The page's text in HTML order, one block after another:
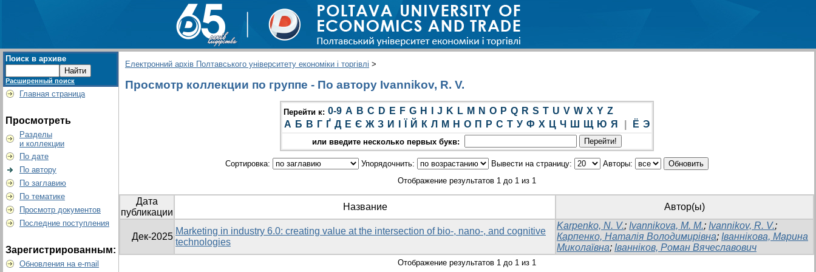
Поиск в архиве
Расширенный поиск
Главная страница
Просмотреть
Разделы
и коллекции
По дате
По автору
По заглавию
По тематике
Просмотр документов
Последние поступления
Зарегистрированным:
Обновления на e-mail
Електронний архів Полтавського університету економіки і торгівлі >
Просмотр коллекции по группе - По автору Ivannikov, R. V.
Перейти к: 0-9 A B C D E F G H J K L M N O P Q R S T U V W X Y Z
А Б В Г Ґ Д Е Є Ж З И Й К Л М Н О П Р С Т У Ф Х Ц Ч Ш Щ Ю Я Ё Э
или введите несколько первых букв:
Сортировка: Упорядочнить: Вывести на страницу:
Авторы:
Отображение результатов 1 до 1 из 1
Дата
публикации
Название Автор(ы)
Дек-2025
Marketing in industry 6.0: creating value at the intersection of bio-, nano-, and cognitive
technologies
Karpenko, N. V.; Ivannikova, M. M.; Ivannikov, R. V.;
Карпенко, Наталія Володимирівна; Іваннікова, Марина
Миколаївна; Іванніков, Роман Вячеславович
Отображение результатов 1 до 1 из 1